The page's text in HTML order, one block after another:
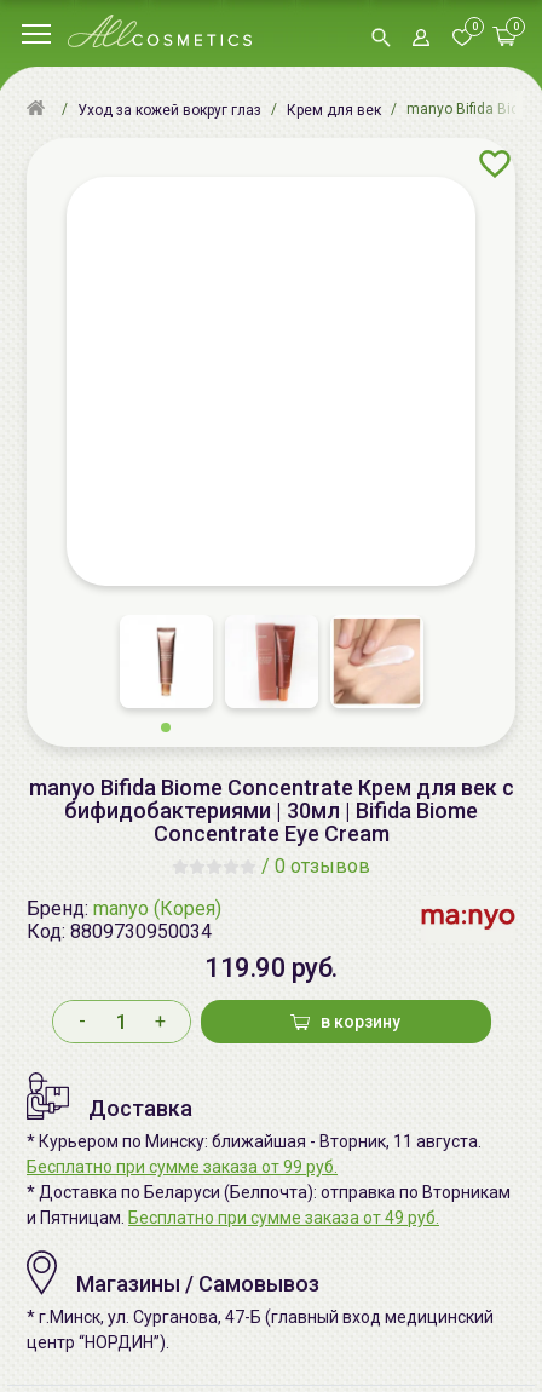
0 0
Уход за кожей вокруг глаз Крем для век manyo Bifida
manyo Bifida Biome Concentrate Крем для век с
бифидобактериями | 30мл | Bifida Biome
Concentrate Eye Cream
/ 0 отзывов
Бренд: manyo (Корея)
Код: 8809730950034
119.90 руб.
- + в корзину
Доставка
* Курьером по Минску: ближайшая - Вторник, 11 августа.
Бесплатно при сумме заказа от 99 руб.
* Доставка по Беларуси (Белпочта): отправка по Вторникам
и Пятницам. Бесплатно при сумме заказа от 49 руб.
Магазины / Самовывоз
* г.Минск, ул. Сурганова, 47-Б (главный вход медицинский
центр “НОРДИН”).